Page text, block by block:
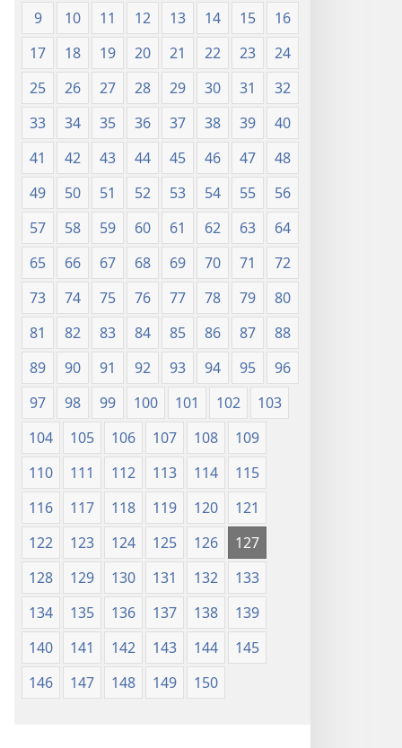
г.)
9
10 11 12 13 14 15
16
17
18 19 20 21 22 23
24
25
26 27 28 29 30 31
32
33
34 35 36 37 38 39
40
41
42 43 44 45 46 47
48
49
50 51 52 53 54 55
56
57
58 59 60 61 62 63
64
65
66 67 68 69 70 71
72
73
74 75 76 77 78 79
80
81
82 83 84 85 86 87
88
89
90 91 92 93 94 95
96
97
98 99 100 101 102
103
104
105 106 107 108
109
110
111 112 113 114
115
116
117 118 119 120
121
122
123 124 125 126
127
128
129 130 131 132
133
134
135 136 137 138
139
140
141 142 143 144
145
146
147 148 149 150